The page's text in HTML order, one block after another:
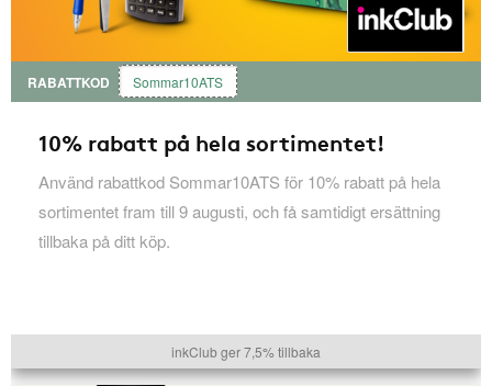
RABATTKOD Sommar10ATS
10% rabatt på hela sortimentet!
Använd rabattkod Sommar10ATS för 10% rabatt på hela
sortimentet fram till 9 augusti, och få samtidigt ersättning
tillbaka på ditt köp.
inkClub ger 7,5% tillbaka